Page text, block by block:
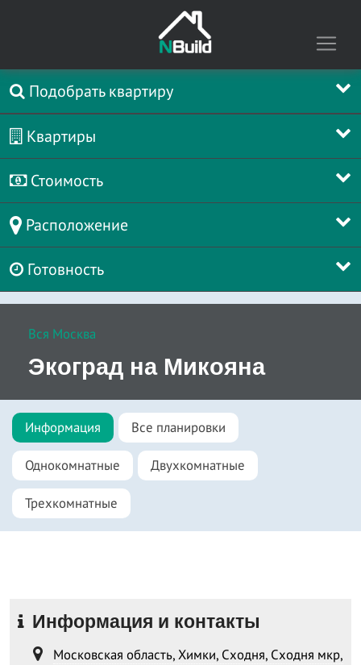
Подобрать квартиру
Квартиры
Стоимость
Расположение
Готовность
Вся Москва
Экоград на Микояна
Информация Все планировки
Однокомнатные Двухкомнатные
Трехкомнатные
Информация и контакты
Московская область, Химки, Сходня, Сходня мкр,